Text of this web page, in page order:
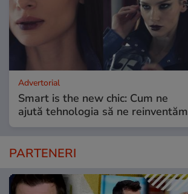
Advertorial
Smart is the new chic: Cum ne
ajută tehnologia să ne reinventăm
PARTENERI